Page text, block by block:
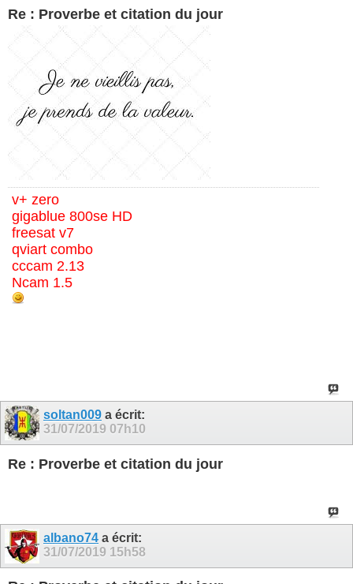
Re : Proverbe et citation du jour
v+ zero
gigablue 800se HD
freesat v7
qviart combo
cccam 2.13
Ncam 1.5
soltan009 a écrit:
31/07/2019 07h10
Re : Proverbe et citation du jour
albano74 a écrit:
31/07/2019 15h58